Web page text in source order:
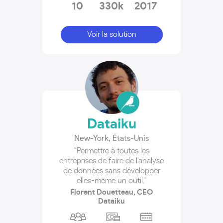
10 330k 2017
Voir la solution
Dataiku
New-York, États-Unis
"Permettre à toutes les
entreprises de faire de l'analyse
de données sans développer
elles-même un outil."
Florent Douetteau, CEO
Dataiku